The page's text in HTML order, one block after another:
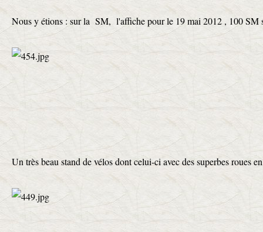
Nous y étions : sur la SM, l'affiche pour le 19 mai 2012 , 100 SM
Un très beau stand de vélos dont celui-ci avec des superbes roues